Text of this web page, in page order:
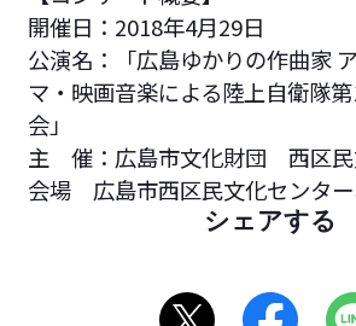
開催日：2018年4月29日
公演名：「広島ゆかりの作曲家
マ・映画音楽による陸上自衛隊
会」
主 催：広島市文化財団 西区民
会場 広島市西区民文化センタ
シェアする